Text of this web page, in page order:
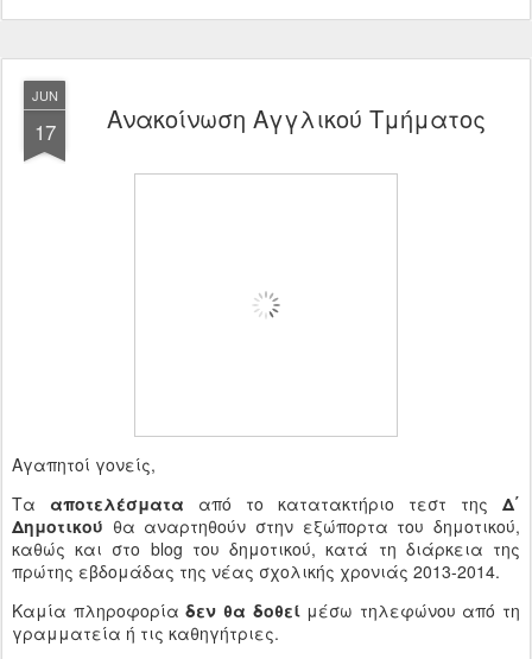
JUN
17 Ανακοίνωση Αγγλικού Τμήματος
Αγαπητοί γονείς,
Τα αποτελέσματα από το κατατακτήριο τεστ της Δ΄
Δημοτικού θα αναρτηθούν στην εξώπορτα του δημοτικού,
καθώς και στο blog του δημοτικού, κατά τη διάρκεια της
πρώτης εβδομάδας της νέας σχολικής χρονιάς 2013-2014.
Καμία πληροφορίαδεν θα δοθείμέσω τηλεφώνου από τη
γραμματεία ή τις καθηγήτριες.